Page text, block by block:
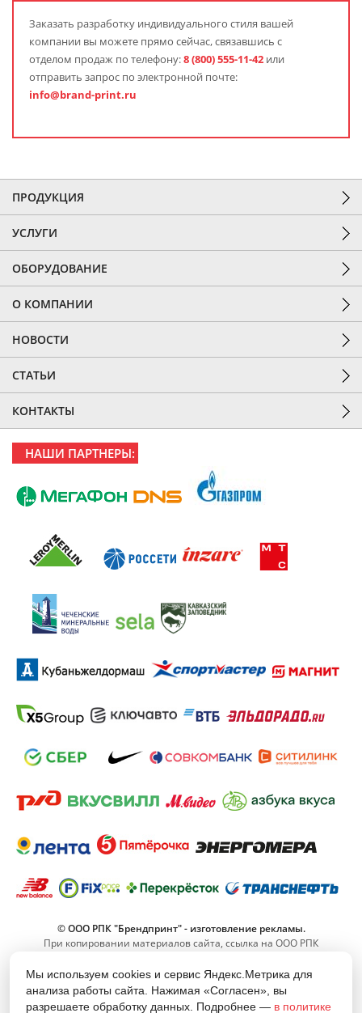
Заказать разработку индивидуального стиля вашей
компании вы можете прямо сейчас, связавшись с
отделом продаж по телефону:8 (800) 555-11-42 или
отправить запрос по электронной почте:
info@brand-print.ru
ПРОДУКЦИЯ
УСЛУГИ
ОБОРУДОВАНИЕ
О КОМПАНИИ
НОВОСТИ
СТАТЬИ
КОНТАКТЫ
НАШИ ПАРТНЕРЫ:
© ООО РПК "Брендпринт" - изготовление рекламы.
При копировании материалов сайта, ссылка на ООО РПК
8 (800) 555-11-42
Мы используем cookies и сервис Яндекс.Метрика для
анализа работы сайта. Нажимая «Согласен», вы
разрешаете обработку данных. Подробнее — в политике